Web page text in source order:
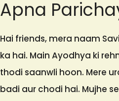
Apna
Hai friends, mera naam
ka hai. Main Ayodhya ki
thodi saanwli hoon. Mere
badi aur chodi hai. Mujhe